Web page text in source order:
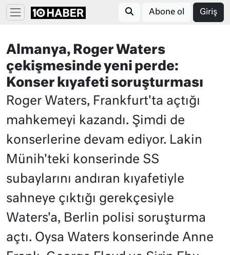
Abone ol Giriş
Almanya, Roger Waters
çekişmesinde yeni perde:
Konser kıyafeti soruşturması
Roger Waters, Frankfurt'ta açtığı
mahkemeyi kazandı. Şimdi de
konserlerine devam ediyor. Lakin
Münih'teki konserinde SS
subaylarını andıran kıyafetiyle
sahneye çıktığı gerekçesiyle
Waters'a, Berlin polisi soruşturma
açtı. Oysa Waters konserinde Anne